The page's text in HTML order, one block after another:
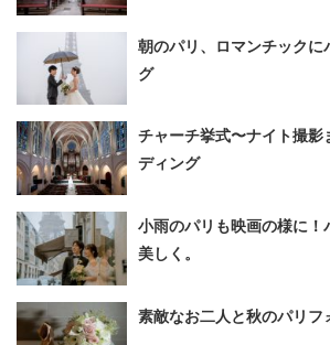
朝のパリ、ロマンチック
グ
チャーチ挙式〜ナイト撮影
ディング
小雨のパリも映画の様に
美しく。
素敵なお二人と秋のパリフ